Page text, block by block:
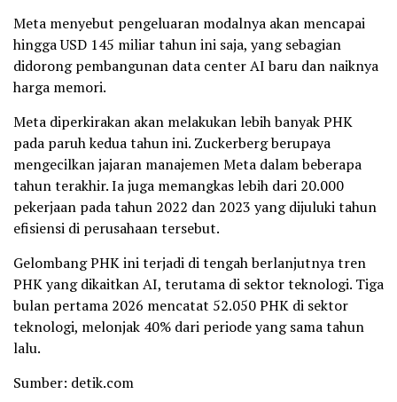
Meta menyebut pengeluaran modalnya akan mencapai
hingga USD 145 miliar tahun ini saja, yang sebagian
didorong pembangunan data center AI baru dan naiknya
harga memori.
Meta diperkirakan akan melakukan lebih banyak PHK
pada paruh kedua tahun ini. Zuckerberg berupaya
mengecilkan jajaran manajemen Meta dalam beberapa
tahun terakhir. Ia juga memangkas lebih dari 20.000
pekerjaan pada tahun 2022 dan 2023 yang dijuluki tahun
efisiensi di perusahaan tersebut.
Gelombang PHK ini terjadi di tengah berlanjutnya tren
PHK yang dikaitkan AI, terutama di sektor teknologi. Tiga
bulan pertama 2026 mencatat 52.050 PHK di sektor
teknologi, melonjak 40% dari periode yang sama tahun
lalu.
Sumber: detik.com